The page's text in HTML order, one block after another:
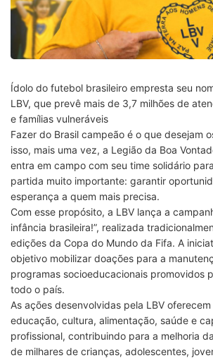
Ídolo do futebol brasileiro empresta seu
LBV, que prevê mais de 3,7 milhões de
e famílias vulneráveis
Fazer do Brasil campeão é o que desejam
isso, mais uma vez, a Legião da Boa
entra em campo com seu time solidário
partida muito importante: garantir
esperança a quem mais precisa.
Com esse propósito, a LBV lança a
infância brasileira!”, realizada
edições da Copa do Mundo da Fifa. A
objetivo mobilizar doações para a
programas socioeducacionais promovidos
todo o país.
As ações desenvolvidas pela LBV
educação, cultura, alimentação, saúde e
profissional, contribuindo para a melhoria
de milhares de crianças, adolescentes,